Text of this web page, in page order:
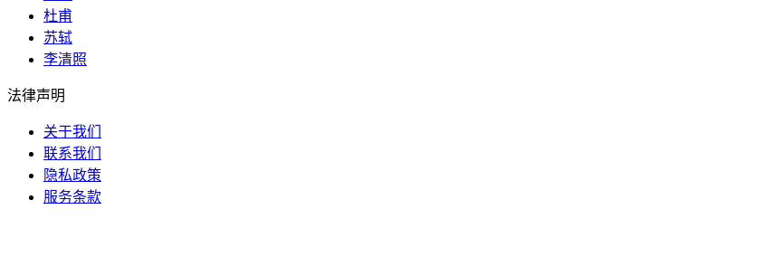
杜甫
苏轼
李清照
法律声明
关于我们
联系我们
隐私政策
服务条款